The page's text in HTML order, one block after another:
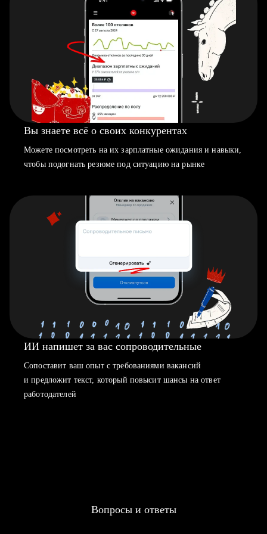
Вы знаете всё о своих конкурентах
Можете посмотреть на их зарплатные ожидания и навыки,
чтобы подогнать резюме под ситуацию на рынке
ИИ напишет за вас сопроводительные
Сопоставит ваш опыт с требованиями вакансий
и предложит текст, который повысит шансы на ответ
работодателей
Вопросы и ответы